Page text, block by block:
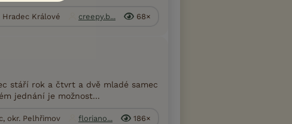
Hradec Králové creepy.b... 68×
stáří rok a čtvrt a dvě mladé samec
jednání je možnost...
okr. Pelhřimov floriano... 186×